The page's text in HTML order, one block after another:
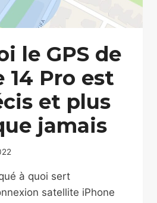
le GPS de
14 Pro est
et plus
jamais
à quoi sert
satellite iPhone